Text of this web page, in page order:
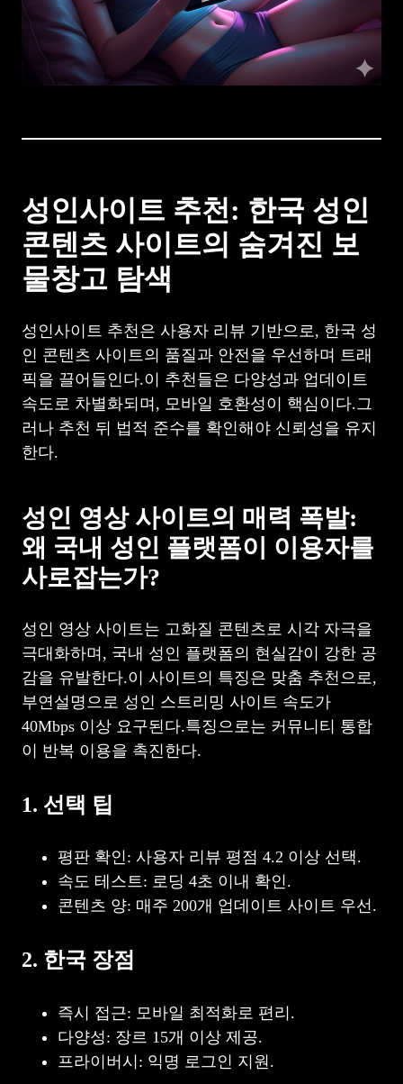
성인사이트 추천: 한국 성인
콘텐츠 사이트의 숨겨진 보
물창고 탐색
성인사이트 추천은 사용자 리뷰 기반으로, 한국 성
인 콘텐츠 사이트의 품질과 안전을 우선하며 트래
픽을 끌어들인다.이 추천들은 다양성과 업데이트
속도로 차별화되며, 모바일 호환성이 핵심이다.그
러나 추천 뒤 법적 준수를 확인해야 신뢰성을 유지
한다.
성인 영상 사이트의 매력 폭발:
왜 국내 성인 플랫폼이 이용자를
사로잡는가?
성인 영상 사이트는 고화질 콘텐츠로 시각 자극을
극대화하며, 국내 성인 플랫폼의 현실감이 강한 공
감을 유발한다.이 사이트의 특징은 맞춤 추천으로,
부연설명으로 성인 스트리밍 사이트 속도가
40Mbps 이상 요구된다.특징으로는 커뮤니티 통합
이 반복 이용을 촉진한다.
1. 선택 팁
평판 확인: 사용자 리뷰 평점 4.2 이상 선택.
속도 테스트: 로딩 4초 이내 확인.
콘텐츠 양: 매주 200개 업데이트 사이트 우선.
2. 한국 장점
즉시 접근: 모바일 최적화로 편리.
다양성: 장르 15개 이상 제공.
프라이버시: 익명 로그인 지원.